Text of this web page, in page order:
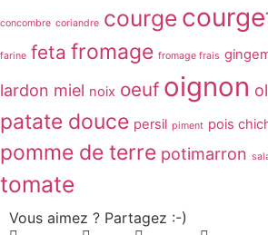
concombre coriandre courge
farine feta fromage fromage frais
lardon miel noix oeuf oignon
patate douce persil piment pois
pomme de terre potimarron
tomate
Vous aimez ? Partagez :-)